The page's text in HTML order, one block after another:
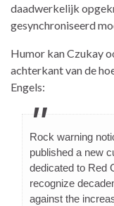
daadwerkelijk
gesynchroniseerd
Humor kan Czukay
achterkant van de
Engels:
Rock warning
published a new
dedicated to Red
recognize
against the